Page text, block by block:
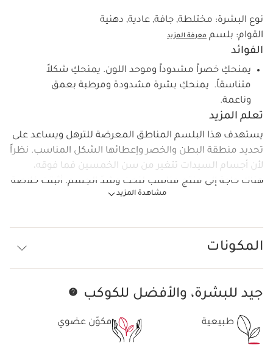
مشاهدة المزيد
نوع البشرة: مختلطة, جافة, عادية, دهنية
القوام: بلسم معرفة المزيد
الفوائد
يمنحكِ خصراً مشدوداً وموحد اللون. يمنحكِ شكلاً
متناسقاً. يمنحكِ بشرة مشدودة ومرطبة بعمق
وناعمة.
تعلم المزيد
يستهدف هذا البلسم المناطق المعرضة للترهل ويساعد على
تحديد منطقة البطن والخصر وإعطائها الشكل المناسب. نظراً
لأن أجسام السيدات تتغير من سن الخمسين فما فوقه،
هناك حاجة إلى منتج مناسب لنحت وشدّ الجسم. أثبتت خلاصة
شجرة الأرز اليابانية العضوية، وهي مكون فعَّال مشتق من
الدهون التي تستهدف تخزين الدهون وتوزيعها. يساعد على
المكونات
تخط إلى المحتوى جيد للبشرة، والأفضل للكوكب
طبيعية مكوّن عضوي